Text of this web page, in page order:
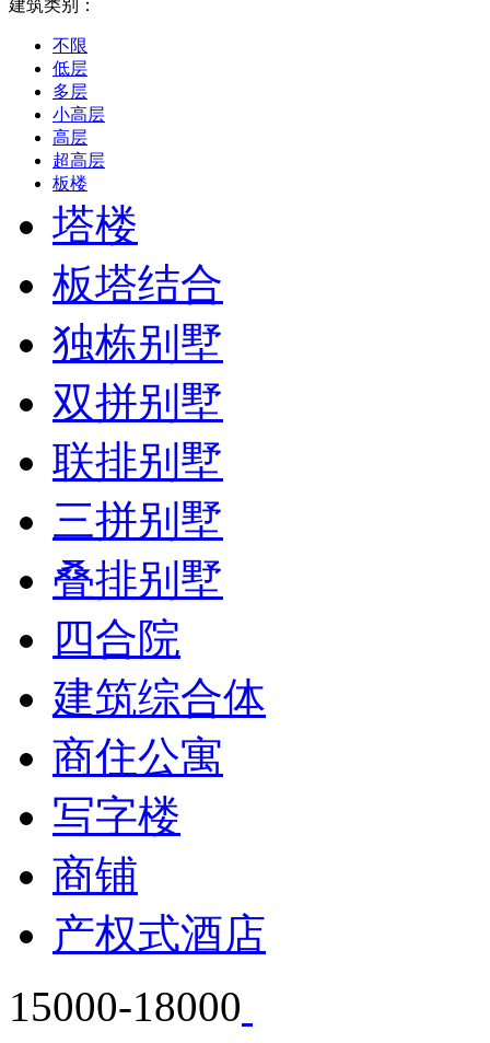
建筑类别：
不限
低层
多层
小高层
高层
超高层
板楼
塔楼
板塔结合
独栋别墅
双拼别墅
联排别墅
三拼别墅
叠排别墅
四合院
建筑综合体
商住公寓
写字楼
商铺
产权式酒店
15000-18000